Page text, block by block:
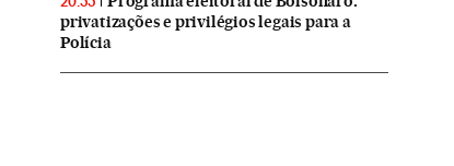
privatizações e privilégios legais para a
Polícia